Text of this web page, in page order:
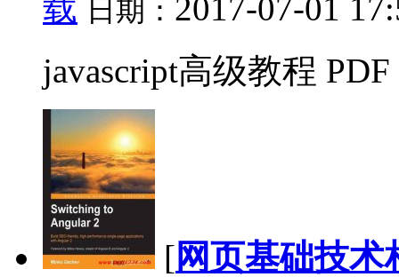
载 日期： 2017-07-01
javascript高级教程
[ 网页基础技术